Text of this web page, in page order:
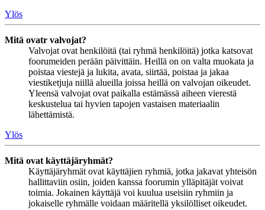
Ylös
Mitä ovatr valvojat?
Valvojat ovat henkilöitä (tai ryhmä henkilöitä) jotka katsovat
foorumeiden perään päivittäin. Heillä on on valta muokata ja
poistaa viestejä ja lukita, avata, siirtää, poistaa ja jakaa
viestiketjuja niillä alueilla joissa heillä on valvojan oikeudet.
Yleensä valvojat ovat paikalla estämässä aiheen vierestä
keskustelua tai hyvien tapojen vastaisen materiaalin
lähettämistä.
Ylös
Mitä ovat käyttäjäryhmät?
Käyttäjäryhmät ovat käyttäjien ryhmiä, jotka jakavat yhteisön
hallittaviin osiin, joiden kanssa foorumin ylläpitäjät voivat
toimia. Jokainen käyttäjä voi kuulua useisiin ryhmiin ja
jokaiselle ryhmälle voidaan määritellä yksilölliset oikeudet.